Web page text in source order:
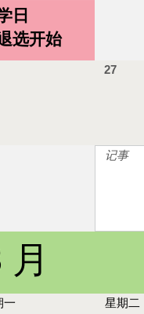
日
选开始
27
记事
一
星期二